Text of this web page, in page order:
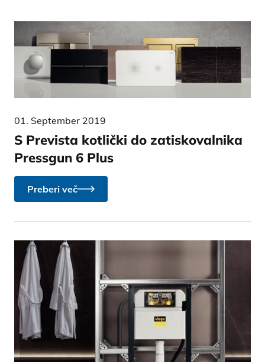
01. September 2019
S Prevista kotlički do zatiskovalnika
Pressgun 6 Plus
Preberi več